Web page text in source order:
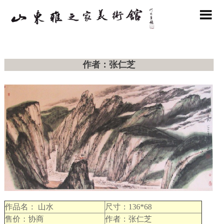

作者：张仁芝
作品名： 山水
尺寸：136*68
售价：协商
作者：张仁芝